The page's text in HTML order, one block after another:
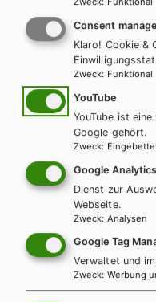
BAFEP/BASOP HUT
KurzCHECK
Kindern
Lehrbuch Lehrbuch +
Consent
Klaro! Cookie &
Zweck: Funktional
YouTube
YouTube ist
Google gehört.
Zweck:
Google Analytics
Dienst zur
Webseite.
Zweck: Analysen
Google Tag
Verwaltet und
Zweck: Werbung